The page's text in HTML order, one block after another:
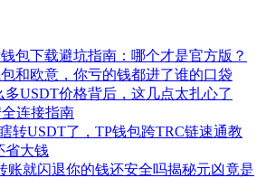
钱包下载避坑指南：哪个才是官方版？
和欧意，你亏的钱都进了谁的口袋
USDT价格背后，这几点太扎心了
连接指南
转USDT了，TP钱包跨TRC链速通教
省大钱
账就闪退你的钱还安全吗揭秘元凶竟是